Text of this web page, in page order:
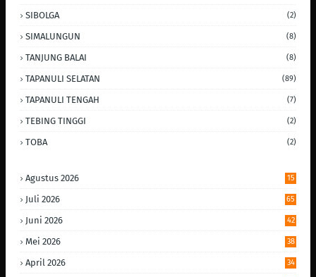
SIBOLGA (2)
SIMALUNGUN (8)
TANJUNG BALAI (8)
TAPANULI SELATAN (89)
TAPANULI TENGAH (7)
TEBING TINGGI (2)
TOBA (2)
Agustus 2026 15
Juli 2026 65
Juni 2026 42
Mei 2026 38
April 2026 34